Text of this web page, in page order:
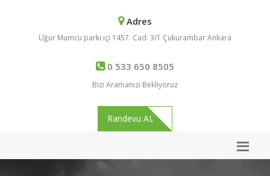
Adres
Uğur Mumcu parkı içi 1457. Cad. 3/1 Çukurambar Ankara
0 533 650 8505
Bizi Aramanızı Bekliyoruz
Randevu AL